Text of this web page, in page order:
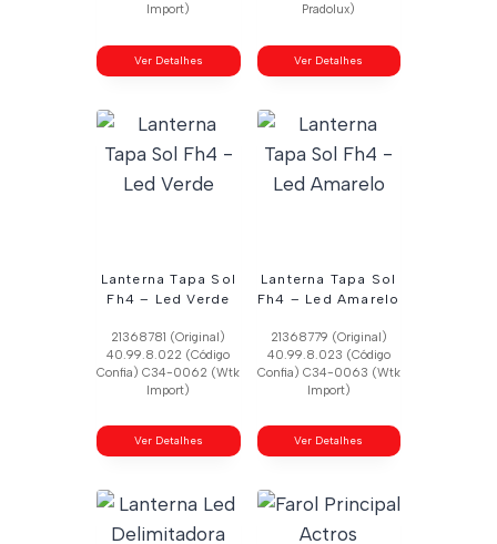
Import)
Ver Detalhes
Pradolux)
Ver Detalhes
Lanterna Tapa Sol
Fh4 – Led Verde
21368781 (Original)
40.99.8.022 (Código
Confia) C34-0062 (Wtk
Import)
Ver Detalhes
Lanterna Tapa Sol
Fh4 – Led Amarelo
21368779 (Original)
40.99.8.023 (Código
Confia) C34-0063 (Wtk
Import)
Ver Detalhes